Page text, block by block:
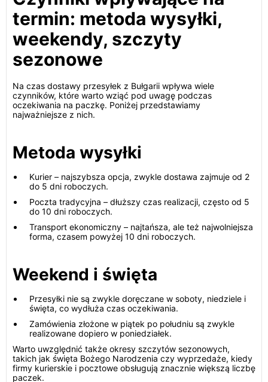
termin: metoda wysyłki,
weekendy, szczyty
sezonowe
Na czas dostawy przesyłek z Bułgarii wpływa wiele
czynników, które warto wziąć pod uwagę podczas
oczekiwania na paczkę. Poniżej przedstawiamy
najważniejsze z nich.
Metoda wysyłki
Kurier – najszybsza opcja, zwykle dostawa zajmuje od 2
do 5 dni roboczych.
Poczta tradycyjna – dłuższy czas realizacji, często od 5
do 10 dni roboczych.
Transport ekonomiczny – najtańsza, ale też najwolniejsza
forma, czasem powyżej 10 dni roboczych.
Weekend i święta
Przesyłki nie są zwykle doręczane w soboty, niedziele i
święta, co wydłuża czas oczekiwania.
Zamówienia złożone w piątek po południu są zwykle
realizowane dopiero w poniedziałek.
Warto uwzględnić także okresy szczytów sezonowych,
takich jak święta Bożego Narodzenia czy wyprzedaże, kiedy
firmy kurierskie i pocztowe obsługują znacznie większą liczbę
paczek.